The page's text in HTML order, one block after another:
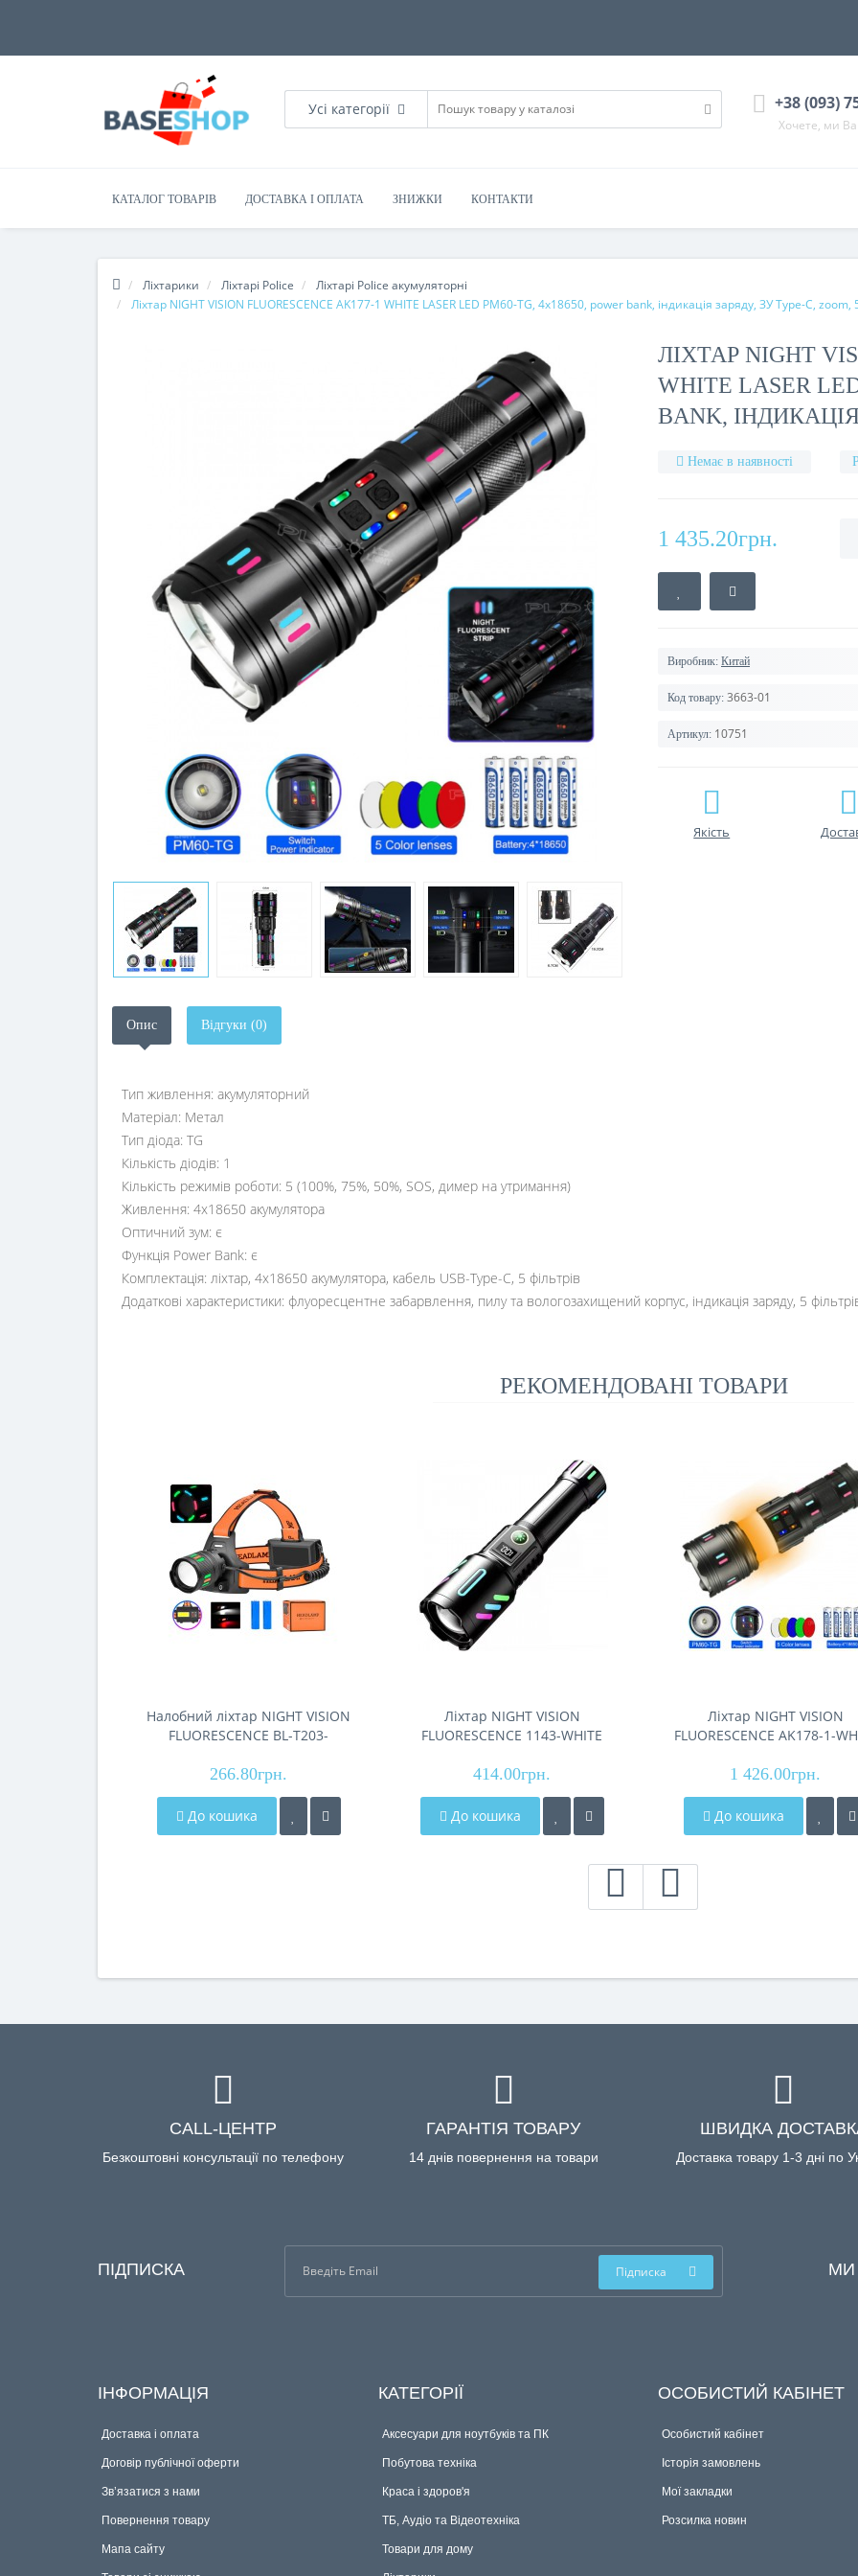
Усі категорії +38 (093)
Хочете, ми
КАТАЛОГ ТОВАРІВ ДОСТАВКА І ОПЛАТА ЗНИЖКИ КОНТАКТИ
Ліхтарики Ліхтарі Police
Ліхтарі Police акумуляторні
Ліхтар NIGHT VISION FLUORESCENCE AK177-1 WHITE LASER LED PM60-TG, 4х18650, power bank, індикація заряду, ЗУ Type-C, zoom,
ЛІХТАР NIGHT
WHITE LASER
BANK,
Немає в наявності
1 435.20грн.
Виробник: Китай
Код товару: 3663-01
Артикул: 10751
Якість
Опис Відгуки (0)
Тип живлення: акумуляторний
Матеріал: Метал
Тип діода: TG
Кількість діодів: 1
Кількість режимів роботи: 5 (100%, 75%, 50%, SOS, димер на утримання)
Живлення: 4х18650 акумулятора
Оптичний зум: є
Функція Power Bank: є
Комплектація: ліхтар, 4х18650 акумулятора, кабель USB-Type-C, 5 фільтрів
Додаткові характеристики: флуоресцентне забарвлення, пилу та вологозахищений корпус, індикація заряду, 5
РЕКОМЕНДОВАНІ ТОВАРИ
Налобний ліхтар NIGHT VISION
FLUORESCENCE BL-T203-
2x18650, 1 режим
266.80грн.
До кошика
Ліхтар NIGHT VISION
FLUORESCENCE 1143-WHITE
Power bank, ЗУ Type-C, zoom
414.00грн.
До кошика
Ліхтар NIGHT VISION
FLUORESCENCE AK178-1-
4x18650, power bank, ЗУ
1 426.00грн.
До кошика
CALL-ЦЕНТР
Безкоштовні консультації по телефону
ГАРАНТІЯ ТОВАРУ
14 днів повернення на товари
ШВИДКА
Доставка товару 1-3 дні по
ПІДПИСКА Підписка МИ
ІНФОРМАЦІЯ
Доставка і оплата
Договір публічної оферти
Зв’язатися з нами
Повернення товару
Мапа сайту
КАТЕГОРІЇ
Аксесуари для ноутбуків та ПК
Побутова техніка
Краса і здоров'я
ТБ, Аудіо та Відеотехніка
Товари для дому
ОСОБИСТИЙ КАБІНЕТ
Особистий кабінет
Історія замовлень
Мої закладки
Розсилка новин